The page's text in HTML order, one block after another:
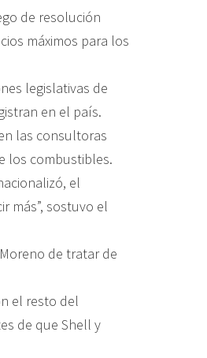
de resolución
máximos para los
legislativas de
en el país.
las consultoras
los combustibles.
el
más”, sostuvo el
de tratar de
el resto del
de que Shell y